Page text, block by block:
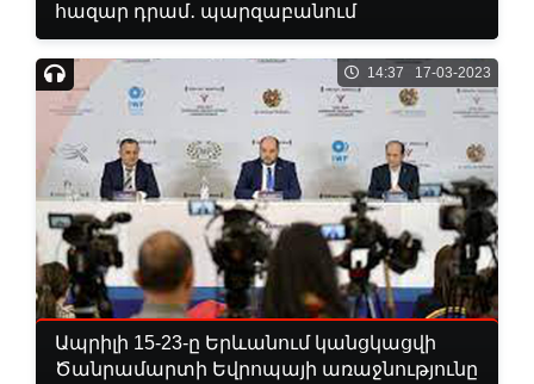
հազար դրամ․ պարզաբանում
14:37 17-03-2023
Ապրիլի 15-23-ը Երևանում կանցկացվի
Ծանրամարտի Եվրոպայի առաջնությունը